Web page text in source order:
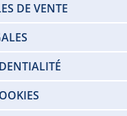
DE VENTE